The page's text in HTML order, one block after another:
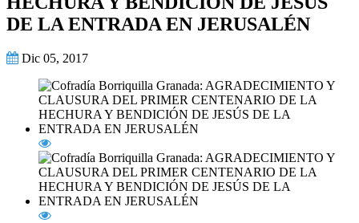
DE LA ENTRADA EN JERUSALÉN
Dic 05, 2017